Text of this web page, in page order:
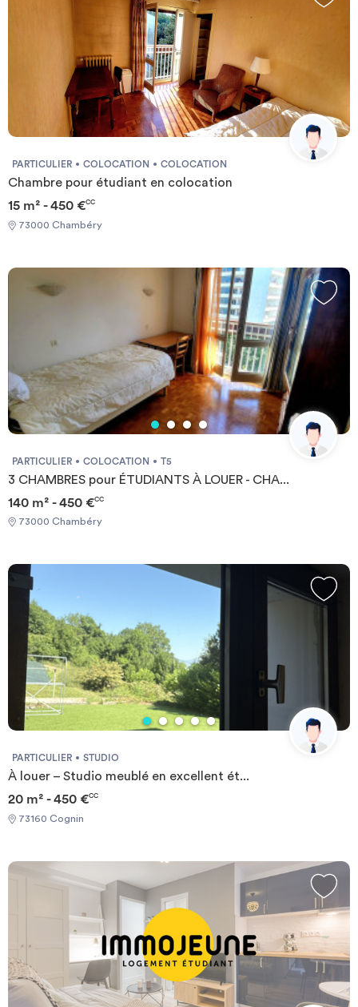
PARTICULIER COLOCATION COLOCATION
Chambre pour étudiant en colocation
15 m² - 450 €CC
73000 Chambéry
PARTICULIER COLOCATION T5
3 CHAMBRES pour ÉTUDIANTS À LOUER - CHA...
140 m² - 450 €CC
73000 Chambéry
PARTICULIER STUDIO
À louer – Studio meublé en excellent ét...
20 m² - 450 €CC
73160 Cognin